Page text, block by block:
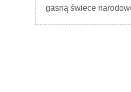
gasną świece